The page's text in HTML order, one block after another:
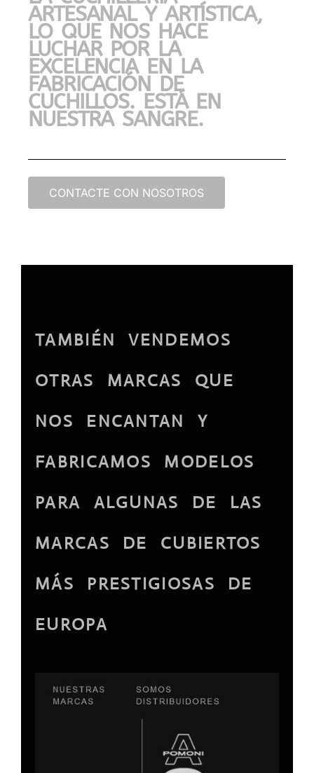
ARTESANAL Y ARTÍSTICA,
LO QUE NOS HACE
LUCHAR POR LA
EXCELENCIA EN LA
FABRICACIÓN DE
CUCHILLOS. ESTÁ EN
NUESTRA SANGRE.
CONTACTE CON NOSOTROS
TAMBIÉN VENDEMOS
OTRAS MARCAS QUE
NOS ENCANTAN Y
FABRICAMOS MODELOS
PARA ALGUNAS DE LAS
MARCAS DE CUBIERTOS
MÁS PRESTIGIOSAS DE
EUROPA